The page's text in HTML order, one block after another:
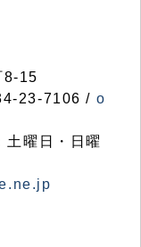
8-15
23-7106 / o
曜日・日曜